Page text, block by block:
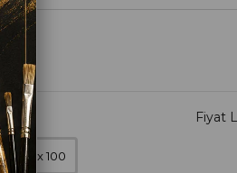
100 x 100